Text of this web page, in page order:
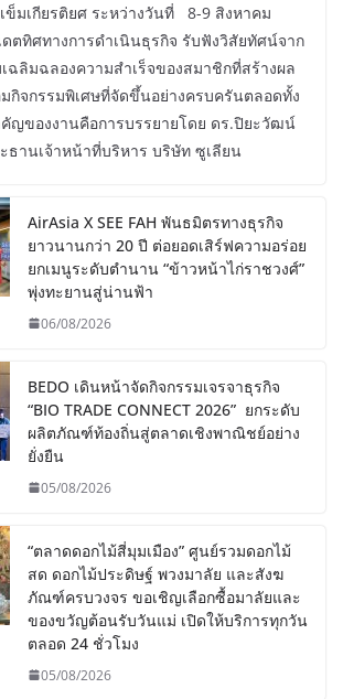
ข็มเกียรติยศ ระหว่างวันที่ 8-9 สิงหาคม
ดตทิศทางการดำเนินธุรกิจ รับฟังวิสัยทัศน์จาก
ฉลิมฉลองความสำเร็จของสมาชิกที่สร้างผล
กิจกรรมพิเศษที่จัดขึ้นอย่างครบครันตลอดทั้ง
ญของงานคือการบรรยายโดย ดร.ปิยะวัฒน์
ธานเจ้าหน้าที่บริหาร บริษัท ซูเลียน
AirAsia X SEE FAH พันธมิตรทางธุรกิจ
ยาวนานกว่า 20 ปี ต่อยอดเสิร์ฟความอร่อย
ยกเมนูระดับตำนาน “ข้าวหน้าไก่ราชวงศ์”
พุ่งทะยานสู่น่านฟ้า
06/08/2026
BEDO เดินหน้าจัดกิจกรรมเจรจาธุรกิจ
“BIO TRADE CONNECT 2026” ยกระดับ
ผลิตภัณฑ์ท้องถิ่นสู่ตลาดเชิงพาณิชย์อย่าง
ยั่งยืน
05/08/2026
“ตลาดดอกไม้สี่มุมเมือง” ศูนย์รวมดอกไม้
สด ดอกไม้ประดิษฐ์ พวงมาลัย และสังฆ
ภัณฑ์ครบวงจร ขอเชิญเลือกซื้อมาลัยและ
ของขวัญต้อนรับวันแม่ เปิดให้บริการทุกวัน
ตลอด 24 ชั่วโมง
05/08/2026